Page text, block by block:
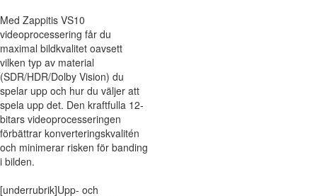
Med Zappitis VS10
videoprocessering får du
maximal bildkvalitet oavsett
vilken typ av material
(SDR/HDR/Dolby Vision) du
spelar upp och hur du väljer att
spela upp det. Den kraftfulla 12-
bitars videoprocesseringen
förbättrar konverteringskvalitén
och minimerar risken för banding
i bilden.
[underrubrik]Upp- och